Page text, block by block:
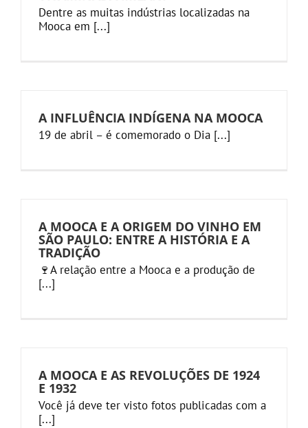
Dentre as muitas indústrias localizadas na
Mooca em [...]
A INFLUÊNCIA INDÍGENA NA MOOCA
19 de abril – é comemorado o Dia [...]
A MOOCA E A ORIGEM DO VINHO EM
SÃO PAULO: ENTRE A HISTÓRIA E A
TRADIÇÃO
🍷A relação entre a Mooca e a produção de
[...]
A MOOCA E AS REVOLUÇÕES DE 1924
E 1932
Você já deve ter visto fotos publicadas com a
[...]